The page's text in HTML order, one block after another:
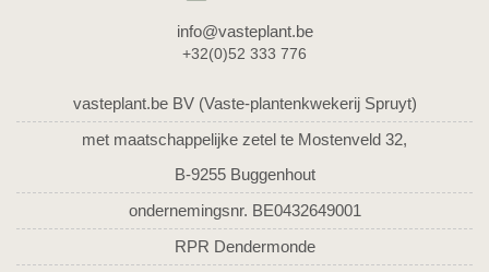
info@vasteplant.be
+32(0)52 333 776
vasteplant.be BV (Vaste-plantenkwekerij Spruyt)
met maatschappelijke zetel te Mostenveld 32,
B-9255 Buggenhout
ondernemingsnr. BE0432649001
RPR Dendermonde